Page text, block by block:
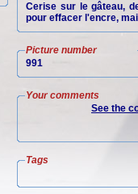
Cerise sur le gâteau,
pour effacer l'encre,
Picture number
991
Your comments
See the
Tags